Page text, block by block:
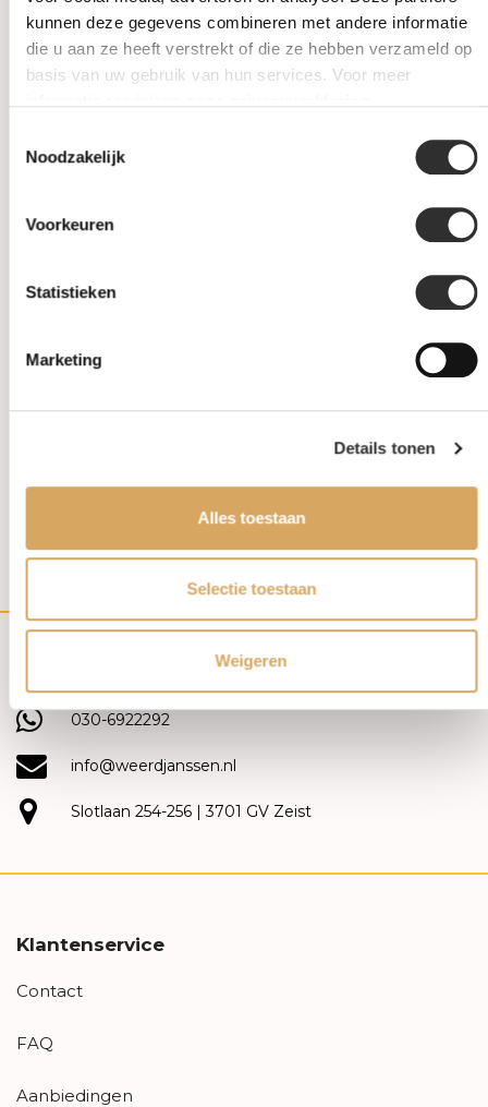
kunnen deze gegevens combineren met andere informatie
die u aan ze heeft verstrekt of die ze hebben verzameld op
basis van uw gebruik van hun services. Voor meer
Noodzakelijk
Voorkeuren
Statistieken
Marketing
Details tonen
Alles toestaan
Selectie toestaan
Weigeren
ROOS1835 Ring 18k
Roségoud met diamant
174R58R18
€4.470,00
AL CORO Ring Serenata 18k
Tricolor goud NR234WGR
€6.010,00 €4.200,00
Anderen kochten ook
Roségoud met diamant
€4.975,00
Op voorraad
Roségoud met ice diamant
€5.990,00
030-6922292
info@weerdjanssen.nl
Slotlaan 254-256 | 3701 GV Zeist
Klantenservice
Contact
FAQ
Aanbiedingen